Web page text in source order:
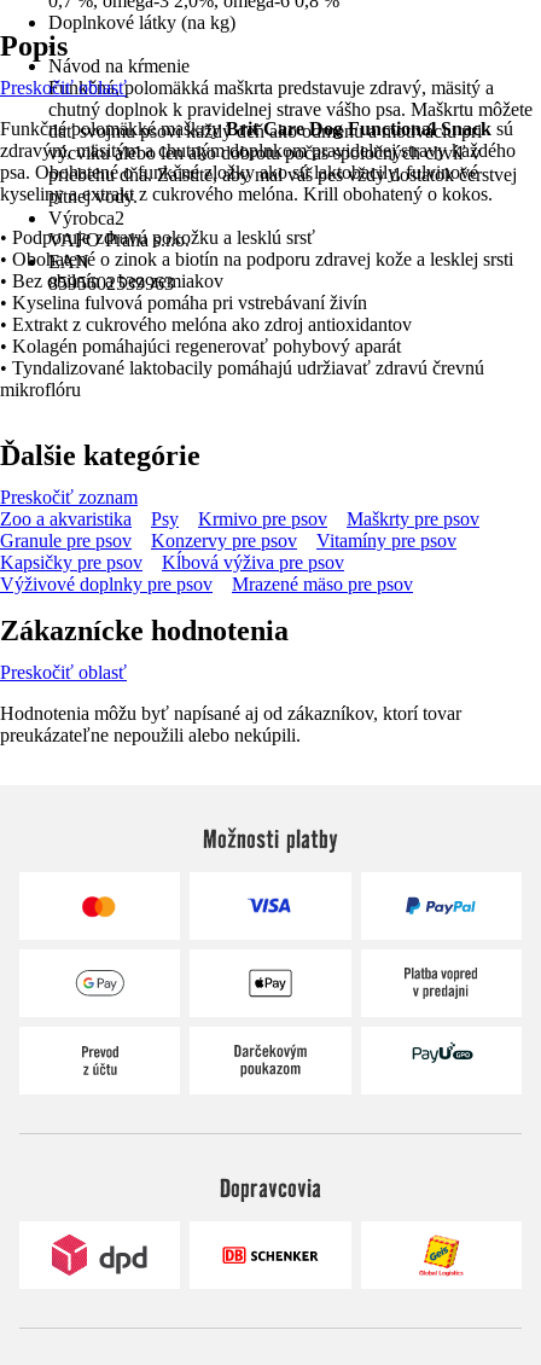
Doplnkové látky (na kg)
-
Návod na kŕmenie
Funkčná, polomäkká maškrta predstavuje zdravý, mäsitý a
chutný doplnok k pravidelnej strave vášho psa. Maškrtu môžete
dať svojmu psovi každý deň ako odmenu a motiváciu pri
výcviku alebo len ako dobrotu počas spoločných chvíľ v
priebehu dňa. Zaistite, aby mal váš pes vždy dostatok čerstvej
pitnej vody.
Výrobca2
VAFO Praha s.r.o.
EAN
8595602539963
Popis
Preskočiť oblasť
Funkčné polomäkké maškrtyBrit Care Dog Functional Snack sú
zdravým, mäsitým a chutným doplnkom pravidelnej stravy každého
psa. Obohatené o funkčné zložky ako sú laktobacily, fulvinové
kyseliny a extrakt z cukrového melóna. Krill obohatený o kokos.
• Podporuje zdravú pokožku a lesklú srsť
• Obohatené o zinok a biotín na podporu zdravej kože a lesklej srsti
• Bez obilnín a bez zemiakov
• Kyselina fulvová pomáha pri vstrebávaní živín
• Extrakt z cukrového melóna ako zdroj antioxidantov
• Kolagén pomáhajúci regenerovať pohybový aparát
• Tyndalizované laktobacily pomáhajú udržiavať zdravú črevnú
mikroflóru
Ďalšie kategórie
Preskočiť zoznam
Zoo a akvaristika
Psy Krmivo pre psov
Maškrty pre psov
Granule pre psov
Konzervy pre psov
Vitamíny pre psov
Kapsičky pre psov
Kĺbová výživa pre psov
Výživové doplnky pre psov
Mrazené mäso pre psov
Zákaznícke hodnotenia
Preskočiť oblasť
Hodnotenia môžu byť napísané aj od zákazníkov, ktorí tovar
preukázateľne nepoužili alebo nekúpili.
Možnosti platby
Dopravcovia